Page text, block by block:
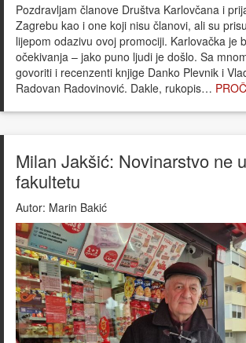
Pozdravljam članove Društva Karlovčana i
Zagrebu kao i one koji nisu članovi, ali su
lijepom odazivu ovoj promociji. Karlovačka je
očekivanja – jako puno ljudi je došlo. Sa
govoriti i recenzenti knjige Danko Plevnik i
Radovan Radovinović. Dakle, rukopis…
Milan Jakšić: Novinarstvo ne
fakultetu
Autor: Marin Bakić